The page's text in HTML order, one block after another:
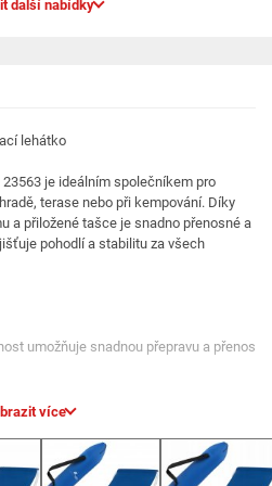
další nabídky
lehátko
je ideálním společníkem pro
terase nebo při kempování. Díky
a přiložené tašce je snadno přenosné a
pohodlí a stabilitu za všech
umožňuje snadnou přepravu a přenos
ocelových trubek, které poskytují
zahradu, terasu, kempování, rybaření
více